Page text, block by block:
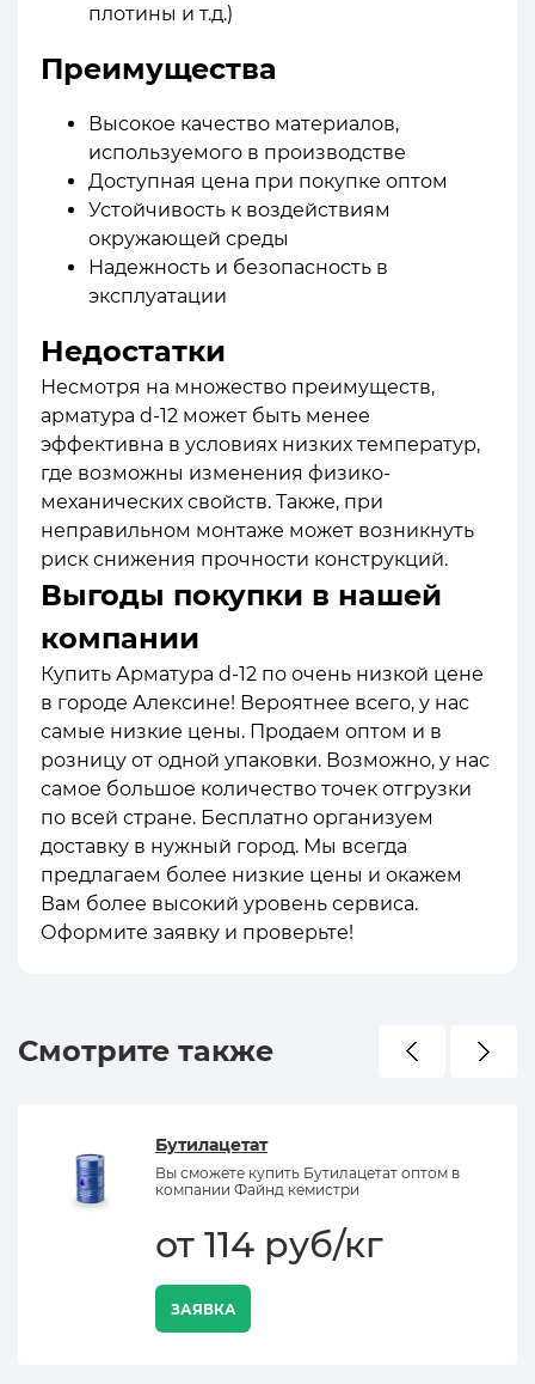
плотины и т.д.)
Преимущества
Высокое качество материалов,
используемого в производстве
Доступная цена при покупке оптом
Устойчивость к воздействиям
окружающей среды
Надежность и безопасность в
эксплуатации
Недостатки
Несмотря на множество преимуществ,
арматура d-12 может быть менее
эффективна в условиях низких температур,
где возможны изменения физико-
механических свойств. Также, при
неправильном монтаже может возникнуть
риск снижения прочности конструкций.
Выгоды покупки в нашей
компании
Купить Арматура d-12 по очень низкой цене
в городе Алексине! Вероятнее всего, у нас
самые низкие цены. Продаем оптом и в
розницу от одной упаковки. Возможно, у нас
самое большое количество точек отгрузки
по всей стране. Бесплатно организуем
доставку в нужный город. Мы всегда
предлагаем более низкие цены и окажем
Вам более высокий уровень сервиса.
Оформите заявку и проверьте!
Смотрите также
Бутилацетат
Вы сможете купить Бутилацетат оптом в
компании Файнд кемистри
от 114 руб/кг
ЗАЯВКА